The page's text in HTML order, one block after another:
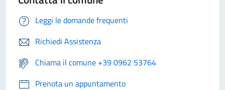
Leggi le domande frequenti
Richiedi Assistenza
Chiama il comune +39 0962 53764
Prenota un appuntamento